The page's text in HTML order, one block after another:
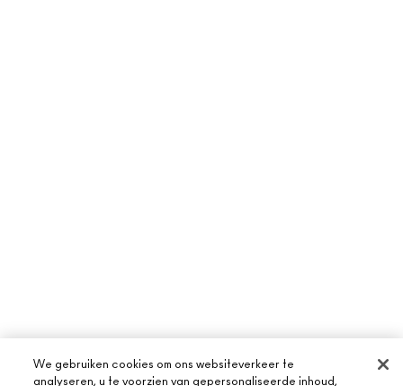
We gebruiken cookies om ons websiteverkeer te
analyseren, u te voorzien van gepersonaliseerde inhoud,